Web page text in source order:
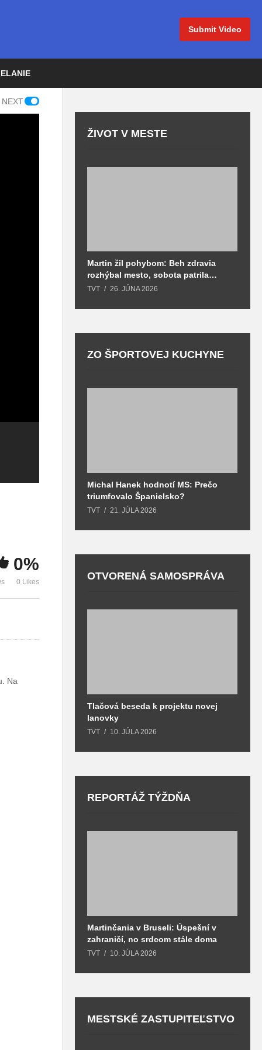
Submit Video
Vrútkach rastie
nová telocvičňa,
októbrovej
mestskej rady boli
aj zmeny vo VZN
o doprave
0%
0 Likes
Na
ŽIVOT V MESTE
Martin žil pohybom: Beh zdravia
rozhýbal mesto, sobota patrila
zdraviu a prevencii
TVT 26. JÚNA 2026
ZO ŠPORTOVEJ KUCHYNE
Michal Hanek hodnotí MS: Prečo
triumfovalo Španielsko?
TVT 21. JÚLA 2026
OTVORENÁ SAMOSPRÁVA
Tlačová beseda k projektu novej
lanovky
TVT 10. JÚLA 2026
REPORTÁŽ TÝŽDŇA
Martinčania v Bruseli: Úspešní v
zahraničí, no srdcom stále doma
TVT 10. JÚLA 2026
MESTSKÉ ZASTUPITEĽSTVO